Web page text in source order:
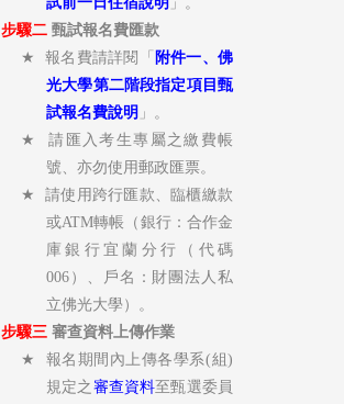
步驟二 甄試報名費匯款
★
報名費請詳閱「 附件一、佛
光大學第二階段指定項目甄
試報名費說明 」。
★
請匯入考生專屬之繳費帳
號、亦勿使用郵政匯票。
★
請使用跨行匯款、臨櫃繳款
或ATM轉帳（銀行：合作金
庫銀行宜蘭分行（代碼
006 ）、戶名：財團法人私
立佛光大學）。
步驟三 審查資料上傳作業
★
報名期間內上傳各學系(組)
規定之 審查資料至甄選委員